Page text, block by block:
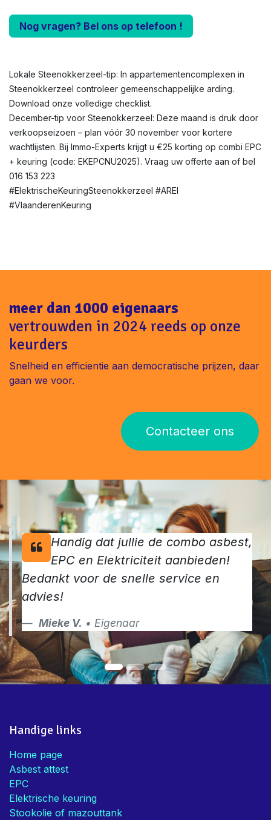
Nog vragen? Bel ons op telefoon !
Lokale Steenokkerzeel-tip: In appartementencomplexen in
Steenokkerzeel controleer gemeenschappelijke arding.
Download onze volledige checklist.
December-tip voor Steenokkerzeel: Deze maand is druk door
verkoopseizoen – plan vóór 30 november voor kortere
wachtlijsten. Bij Immo-Experts krijgt u €25 korting op combi EPC
+ keuring (code: EKEPCNU2025). Vraag uw offerte aan of bel
016 153 223
#ElektrischeKeuringSteenokkerzeel #AREI
#VlaanderenKeuring
meer dan 1000 eigenaars
vertrouwden in 2024 reeds op onze
keurders
Snelheid en efficientie aan democratische prijzen, daar
gaan we voor.
Contacteer ons
Handig dat jullie de combo asbest,
EPC en Elektriciteit aanbieden!
Bedankt voor de snelle service en
advies!
Mieke V. • Eigenaar
Handige links
Home page
Asbest attest
EPC
Elektrische keuring
Stookolie of mazouttank